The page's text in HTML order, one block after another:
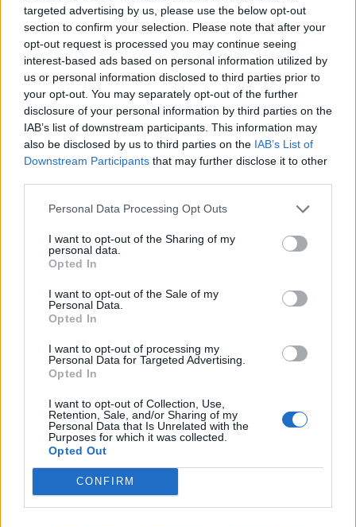
targeted advertising by us, please use the below opt-out
section to confirm your selection. Please note that after your
opt-out request is processed you may continue seeing
interest-based ads based on personal information utilized by
us or personal information disclosed to third parties prior to
your opt-out. You may separately opt-out of the further
disclosure of your personal information by third parties on the
IAB’s list of downstream participants. This information may
also be disclosed by us to third parties on the IAB’s List of
Downstream Participants that may further disclose it to other
Personal Data Processing Opt Outs
I want to opt-out of the Sharing of my
personal data.
Opted In
I want to opt-out of the Sale of my
Personal Data.
Opted In
I want to opt-out of processing my
Personal Data for Targeted Advertising.
Opted In
I want to opt-out of Collection, Use,
Retention, Sale, and/or Sharing of my
Personal Data that Is Unrelated with the
Purposes for which it was collected.
Opted Out
CONFIRM
FŐTÉR
„A Kárpátok szimbólumát
egy gyűlölt, kártékony,
kóborló vadállattá
züllesztette a politikum”
A medveproblémára egyetlen valódi
megoldás létezik, az állomány
visszalövése az optimális létszámra.
Birtalan István gyergyószentmiklósi
vadásszal beszélgettünk, nemcsak a
medvékről.